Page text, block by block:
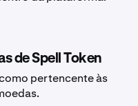
de Spell Token
pertencente às